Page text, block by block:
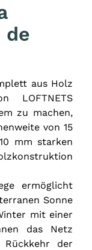
de
aus Holz
LOFTNETS
zu machen,
von 15
mm starken
ermöglicht
Sonne
mit einer
das Netz
der